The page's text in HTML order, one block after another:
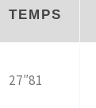
TEMPS
27″81